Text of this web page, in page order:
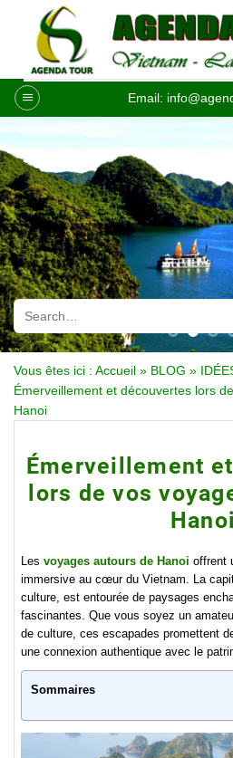
contenu
Email:
Vous êtes ici : Accueil » BLOG »
Émerveillement et découvertes lors
Hanoi
Émerveillement
lors de vos
Hanoi
Les voyages autours de Hanoi offrent
immersive au cœur du Vietnam. La
culture, est entourée de paysages
fascinantes. Que vous soyez un
de culture, ces escapades promettent
une connexion authentique avec le
Sommaires